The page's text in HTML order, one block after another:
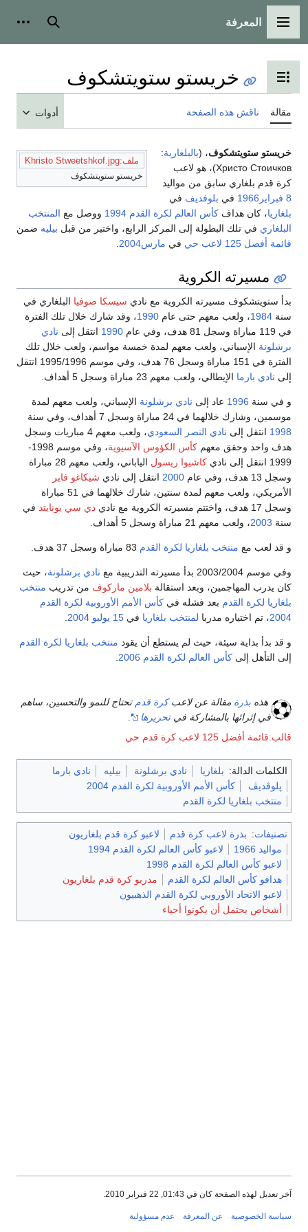
القائمة الرئيسية
المعرفة بحث
تبديل عرض جدول المحتويات
خريستو ستويتشكوف
مقالة ناقش هذه الصفحة أدوات
ملف:Khristo Stweetshkof.jpg
خريستو ستويتشكوف
خريستو ستويتشكوف، (بالبلغارية:
Христо Стоичков)، هو لاعب
كرة قدم بلغاري سابق من مواليد
8 فبراير
1966 في بلوفديف في
بلغاريا، كان هداف كأس العالم لكرة القدم 1994 ووصل مع المنتخب
البلغاري في تلك البطولة إلى المركز الرابع، واختير من قبل بيليه ضمن
قائمة أفضل 125 لاعب حي
في مارس2004
مسيرته الكروية
بدأ ستويتشكوف مسيرته الكروية مع نادي سيسكا صوفيا البلغاري في
سنة 1984، ولعب معهم حتى عام 1990، وقد شارك خلال تلك الفترة
في 119 مباراة وسجل 81 هدف، وفي عام
1990 انتقل إلى نادي
برشلونة الإسباني، ولعب معهم لمدة خمسة مواسم، ولعب خلال تلك
الفترة في 151 مباراة وسجل 76 هدف، وفي موسم 1995/1996 انتقل
إلى نادي بارما الإيطالي، ولعب معهم 23 مباراة وسجل 5 أهداف.
و في سنة 1996 عاد إلى نادي برشلونة الإسباني، ولعب معهم لمدة
موسمين، وشارك خلالهما في 24 مباراة وسجل 7 أهداف، وفي سنة
1998 انتقل إلى نادي النصر السعودي
، ولعب معهم 4 مباريات وسجل
هدف واحد وحقق معهم كأس الكؤوس الآسيوية
، وفي موسم 1998-
1999 انتقل إلى نادي
كاشيوا ريسول
الياباني، ولعب معهم 28 مباراة
وسجل 13 هدف، وفي عام
2000 انتقل إلى نادي شيكاغو فاير
الأمريكي، ولعب معهم لمدة سنتين، شارك خلالهما في 51 مباراة
وسجل 17 هدف، واختتم مسيرته الكروية مع نادي
دي سي يونايتد في
سنة 2003، ولعب معهم 21 مباراة وسجل 5 أهداف.
و قد لعب مع منتخب بلغاريا لكرة القدم
وفي موسم 2003/2004 بدأ مسيرته التدريبية مع نادي برشلونة، حيث
كان يدرب المهاجمين، وبعد استقالة بلامين ماركوف من تدريب منتخب
بلغاريا لكرة القدم بعد فشله في كأس الأمم الأوروبية لكرة القدم
2004، تم اختياره مدربا لمنتخب بلغاريا في 15 يوليو 2004
.
و قد بدأ بداية سيئة، حيث لم يستطع أن يقود منتخب بلغاريا لكرة القدم
إلى التأهل إلى كأس العالم لكرة القدم 2006 .
هذه بذرة مقالة عن لاعبكرة قدم تحتاج للنمو والتحسين، ساهم
في إثرائها بالمشاركة فيتحريرها
.
قالب:قائمة أفضل 125 لاعب كرة قدم حي
الكلمات الدالة: بلغاريا نادي برشلونة بيليه
نادي بارما
پلوڤديڤ
كأس الأمم الأوروبية لكرة القدم 2004
منتخب بلغاريا لكرة القدم
تصنيفات: بذرة لاعب كرة قدم
لاعبو كرة قدم بلغاريون
مواليد 1966
لاعبو كأس العالم لكرة القدم 1994
لاعبو كأس العالم لكرة القدم 1998
هدافو كأس العالم لكرة القدم
مدربو كرة قدم بلغاريون
لاعبو الاتحاد الأوروبي لكرة القدم الذهبيون
أشخاص يحتمل أن يكونوا أحياء
آخر تعديل لهذه الصفحة كان في 01:43, 22 فبراير 2010.
سياسة الخصوصية عن المعرفة عدم مسؤولية